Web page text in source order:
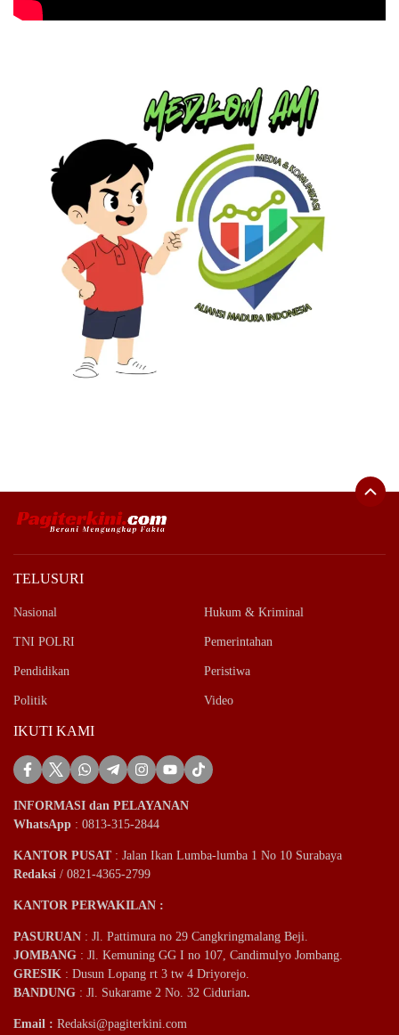
TELUSURI
Nasional Hukum & Kriminal
TNI POLRI Pemerintahan
Pendidikan Peristiwa
Politik Video
IKUTI KAMI
INFORMASI dan PELAYANAN
WhatsApp : 0813-315-2844
KANTOR PUSAT: Jalan Ikan Lumba-lumba 1 No 10 Surabaya
Redaksi / 0821-4365-2799
KANTOR PERWAKILAN :
PASURUAN : Jl. Pattimura no 29 Cangkringmalang Beji.
JOMBANG : Jl. Kemuning GG I no 107, Candimulyo Jombang.
GRESIK : Dusun Lopang rt 3 tw 4 Driyorejo.
BANDUNG : Jl. Sukarame 2 No. 32 Cidurian.
Email : Redaksi@pagiterkini.com